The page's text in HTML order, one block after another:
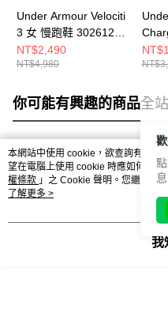
Under Armour Velociti
3 女 慢跑鞋 3026124-
105
NT$2,490
NT$4,980
慢跑
你可能有興趣的商品全
熱門標籤
本網站中使用 cookie，欲查詢有關本
望在電腦上使用 cookie 時應如何變
權條款 」之 Cookie 聲明。您繼續使
用條款之 Cookie 聲明使用 cookie。
了解更多 >
我